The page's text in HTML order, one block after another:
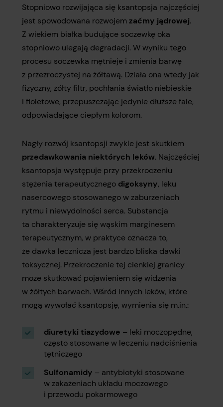
Stopniowo rozwijająca się ksantopsja najczęściej
jest spowodowana rozwojemzaćmy jądrowej.
Z wiekiem białka budujące soczewkę oka
stopniowo ulegają degradacji. W wyniku tego
procesu soczewka mętnieje i zmienia barwę
z przezroczystej na żółtawą. Działa ona wtedy jak
fizyczny, żółty filtr, pochłania światło niebieskie
i fioletowe, przepuszczając jedynie dłuższe fale,
odpowiadające ciepłym kolorom.
Nagły rozwój ksantopsji zwykle jest skutkiem
przedawkowania niektórych leków. Najczęściej
ksantopsja występuje przy przekroczeniu
stężenia terapeutycznego digoksyny, leku
nasercowego stosowanego w zaburzeniach
rytmu i niewydolności serca. Substancja
ta charakteryzuje się wąskim marginesem
terapeutycznym, w praktyce oznacza to,
że dawka lecznicza jest bardzo bliska dawki
toksycznej. Przekroczenie tej cienkiej granicy
może skutkować pojawieniem się widzenia
w żółtych barwach. Wśród innych leków, które
mogą wywołać ksantopsję, wymienia się m.in.:
diuretyki tiazydowe – leki moczopędne,
często stosowane w leczeniu nadciśnienia
tętniczego
Sulfonamidy – antybiotyki stosowane
w zakażeniach układu moczowego
i przewodu pokarmowego